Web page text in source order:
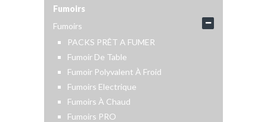
Fumoirs
Fumoirs
PACKS PRÊT A FUMER
Fumoir De Table
Fumoir Polyvalent À Froid
Fumoirs Electrique
Fumoirs À Chaud
Fumoirs PRO